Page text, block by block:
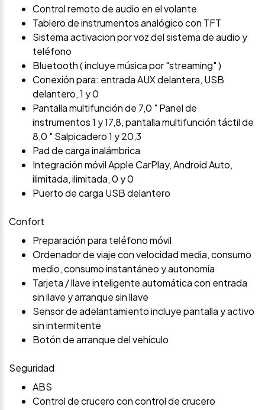
Control remoto de audio en el volante
Tablero de instrumentos analógico con TFT
Sistema activacion por voz del sistema de audio y
teléfono
Bluetooth ( incluye música por "streaming" )
Conexión para: entrada AUX delantera, USB
delantero, 1 y 0
Pantalla multifunción de 7,0 " Panel de
instrumentos 1 y 17,8, pantalla multifunción táctil de
8,0 " Salpicadero 1 y 20,3
Pad de carga inalámbrica
Integración móvil Apple CarPlay, Android Auto,
ilimitada, ilimitada, 0 y 0
Puerto de carga USB delantero
Confort
Preparación para teléfono móvil
Ordenador de viaje con velocidad media, consumo
medio, consumo instantáneo y autonomía
Tarjeta / llave inteligente automática con entrada
sin llave y arranque sin llave
Sensor de adelantamiento incluye pantalla y activo
sin intermitente
Botón de arranque del vehículo
Seguridad
ABS
Control de crucero con control de crucero